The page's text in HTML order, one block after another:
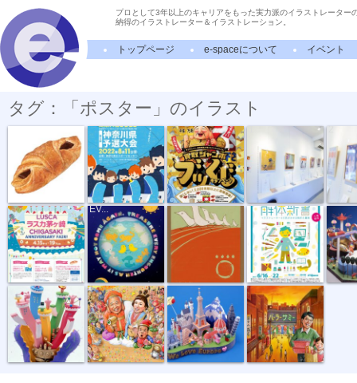
プロとして3年以上のキャリアをもった実力派のイラストレーター
納得のイラストレーター＆イラストレーション。
トップページ e-spaceについて イベント
タグ：「ポスター」のイラスト
リアル パン... ソーシャルフ... ブックオフ ...
“OBAKE” Photo
“ANNIVERSARY...
“TREASURE
EV...
Tarot “Wheel... イラストレー...
花開く 秘密のケンミ... 世界ツアー サミーイベン...